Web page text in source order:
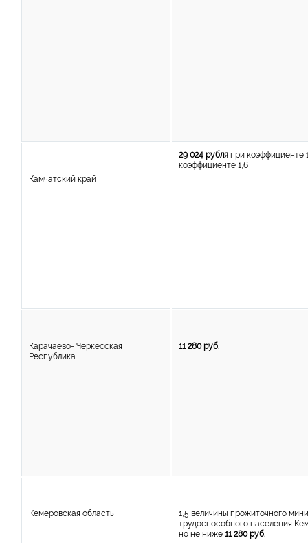
Камчатский край
29 024 рубля при коэффициенте
коэффициенте 1,6
Карачаево- Черкесская
Республика
11 280 руб.
Кемеровская область
1,5 величины прожиточного
трудоспособного населения
но не ниже11 280 руб.